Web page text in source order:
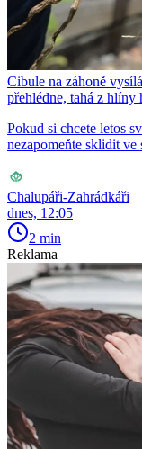
Cibule na záhoně
přehlédne, tahá z
Pokud si chcete letos
nezapomeňte sklidit
Chalupáři-Zahrádkáři
dnes, 12:05
2 min
Reklama